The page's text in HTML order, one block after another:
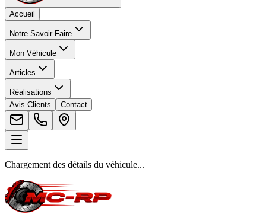
Accueil
Notre Savoir-Faire
Mon Véhicule
Articles
Réalisations
Avis Clients
Contact
Chargement des détails du véhicule...